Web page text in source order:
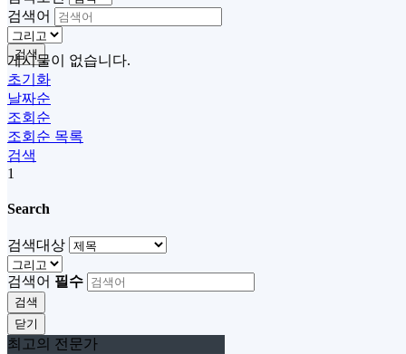
검색어
검색
게시물이 없습니다.
초기화
날짜순
조회순
조회순 목록
검색
1
Search
검색대상
검색어 필수
검색
닫기
최고의 전문가